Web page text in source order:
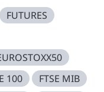
FUTURES
100
FTSE MIB